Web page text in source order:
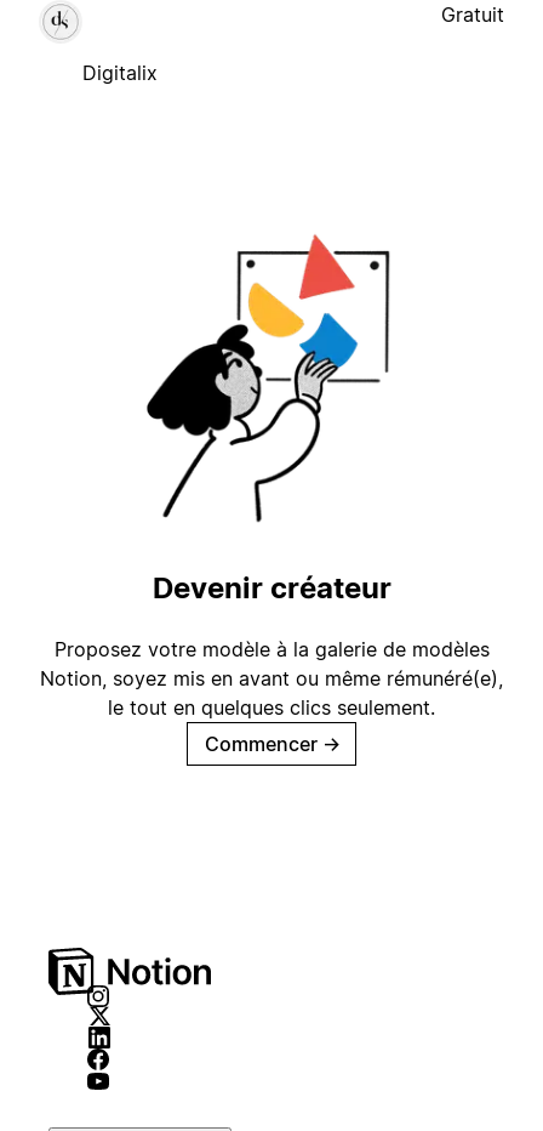
Digitalix
Gratuit
Devenir créateur
Proposez votre modèle à la galerie de modèles
Notion, soyez mis en avant ou même rémunéré(e),
le tout en quelques clics seulement.
Commencer →